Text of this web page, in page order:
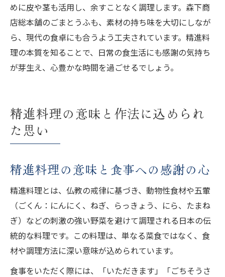
めに皮や茎も活用し、余すことなく調理します。森下商
店総本舗のごまとうふも、素材の持ち味を大切にしなが
ら、現代の食卓にも合うよう工夫されています。精進料
理の本質を知ることで、日常の食生活にも感謝の気持ち
が芽生え、心豊かな時間を過ごせるでしょう。
精進料理の意味と作法に込められ
た思い
精進料理の意味と食事への感謝の心
精進料理とは、仏教の戒律に基づき、動物性食材や五葷
（ごくん：にんにく、ねぎ、らっきょう、にら、たまね
ぎ）などの刺激の強い野菜を避けて調理される日本の伝
統的な料理です。この料理は、単なる菜食ではなく、食
材や調理方法に深い意味が込められています。
食事をいただく際には、「いただきます」「ごちそうさ